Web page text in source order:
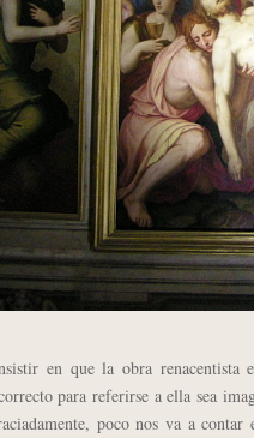
en que la obra renacentista
para referirse a ella sea
poco nos va a